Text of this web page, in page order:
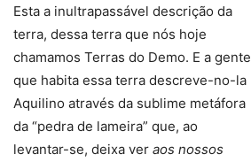
Esta a inultrapassável descrição da
terra, dessa terra que nós hoje
chamamos Terras do Demo. E a gente
que habita essa terra descreve-no-la
Aquilino através da sublime metáfora
da “pedra de lameira” que, ao
levantar-se, deixa ver aos nossos